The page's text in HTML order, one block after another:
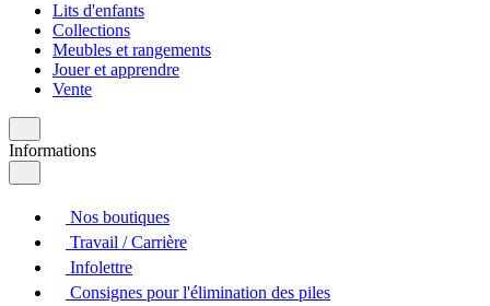
Lits d'enfants
Collections
Meubles et rangements
Jouer et apprendre
Vente
Informations
Nos boutiques
Travail / Carrière
Infolettre
Consignes pour l'élimination des piles